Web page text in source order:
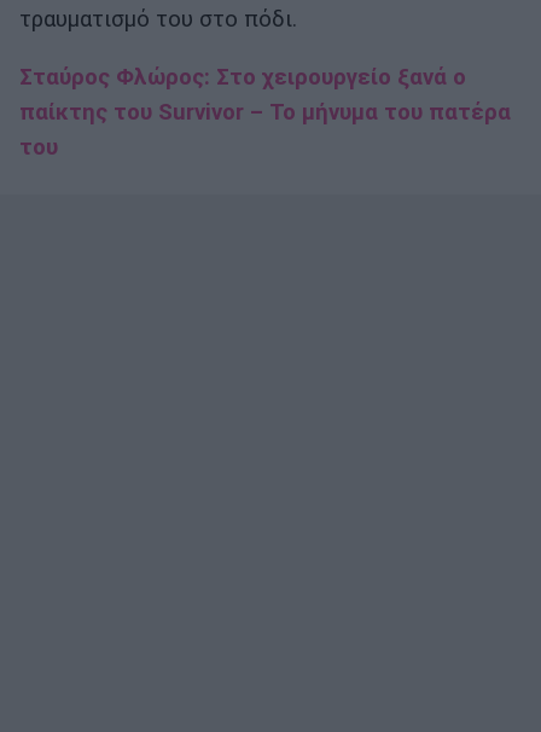
τραυματισμό του στο πόδι.
Σταύρος Φλώρος: Στο χειρουργείο ξανά ο
παίκτης του Survivor – Το μήνυμα του πατέρα
του